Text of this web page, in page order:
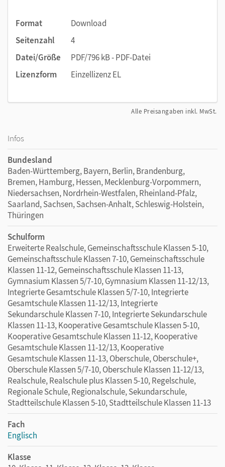
Format
Download
Seitenzahl
4
Datei/Größe
PDF/796 kB - PDF-Datei
Lizenzform
Einzellizenz EL
Alle Preisangaben inkl. MwSt.
Infos
Bundesland
Baden-Württemberg, Bayern, Berlin, Brandenburg,
Bremen, Hamburg, Hessen, Mecklenburg-Vorpommern,
Niedersachsen, Nordrhein-Westfalen, Rheinland-Pfalz,
Saarland, Sachsen, Sachsen-Anhalt, Schleswig-Holstein,
Thüringen
Schulform
Erweiterte Realschule, Gemeinschaftsschule Klassen 5-10,
Gemeinschaftsschule Klassen 7-10, Gemeinschaftsschule
Klassen 11-12, Gemeinschaftsschule Klassen 11-13,
Gymnasium Klassen 5/7-10, Gymnasium Klassen 11-12/13,
Integrierte Gesamtschule Klassen 5/7-10, Integrierte
Gesamtschule Klassen 11-12/13, Integrierte
Sekundarschule Klassen 7-10, Integrierte Sekundarschule
Klassen 11-13, Kooperative Gesamtschule Klassen 5-10,
Kooperative Gesamtschule Klassen 11-12, Kooperative
Gesamtschule Klassen 11-12/13, Kooperative
Gesamtschule Klassen 11-13, Oberschule, Oberschule+,
Oberschule Klassen 5/7-10, Oberschule Klassen 11-12/13,
Realschule, Realschule plus Klassen 5-10, Regelschule,
Regionale Schule, Regionalschule, Sekundarschule,
Stadtteilschule Klassen 5-10, Stadtteilschule Klassen 11-13
Fach
Englisch
Klasse